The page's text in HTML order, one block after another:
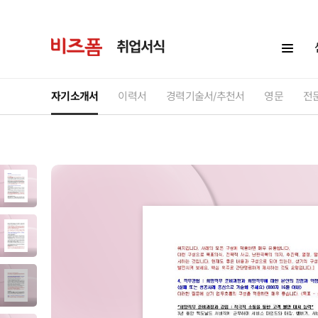
취업서식
자기소개서 이력서 경력기술서/추천서 영문 전